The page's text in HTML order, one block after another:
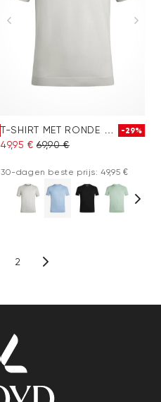
T-SHIRT MET RONDE HALS -29%
49,95 € 69,90 €
30-dagen beste prijs: 49,95 €
2